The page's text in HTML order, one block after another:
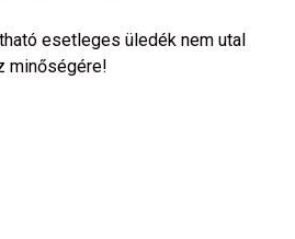
esetleges üledék nem utal
minőségére!